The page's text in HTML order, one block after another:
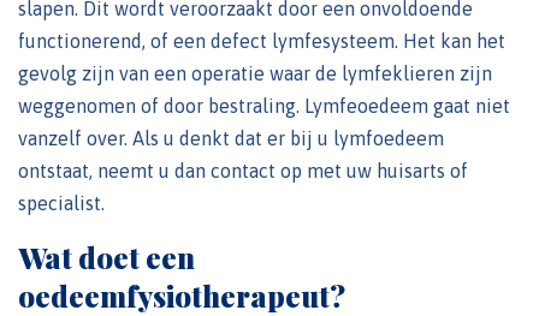
slapen. Dit wordt veroorzaakt door een onvoldoende
functionerend, of een defect lymfesysteem. Het kan het
gevolg zijn van een operatie waar de lymfeklieren zijn
weggenomen of door bestraling. Lymfeoedeem gaat niet
vanzelf over. Als u denkt dat er bij u lymfoedeem
ontstaat, neemt u dan contact op met uw huisarts of
specialist.
Wat doet een
oedeemfysiotherapeut?